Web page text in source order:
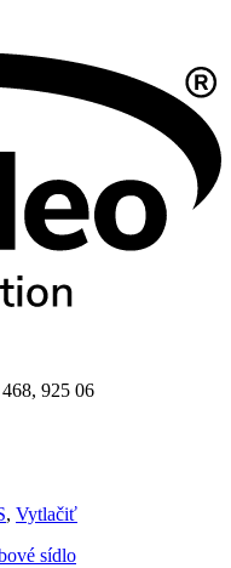
925 06
, Vytlačiť
sídlo